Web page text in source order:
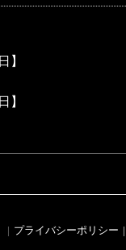
】
】
プライバシーポリシー